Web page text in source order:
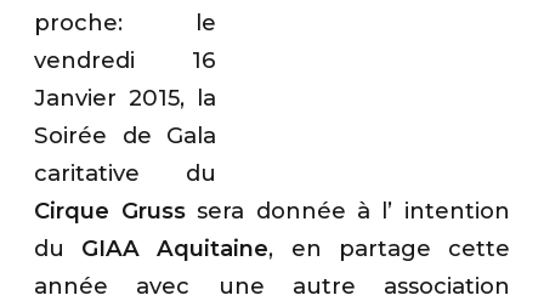
proche: le
vendredi 16
Janvier 2015, la
Soirée de Gala
caritative du
Cirque Grusssera donnée à l’ intention
du GIAA Aquitaine, en partage cette
année avec une autre association